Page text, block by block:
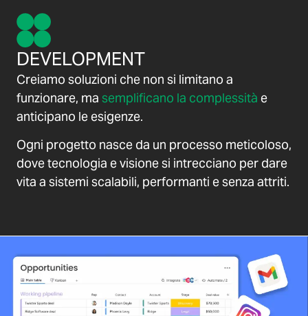
DEVELOPMENT
Creiamo soluzioni che non si limitano a
funzionare, ma semplificano la complessità e
anticipano le esigenze.
Ogni progetto nasce da un processo meticoloso,
dove tecnologia e visione si intrecciano per dare
vita a sistemi scalabili, performanti e senza attriti.